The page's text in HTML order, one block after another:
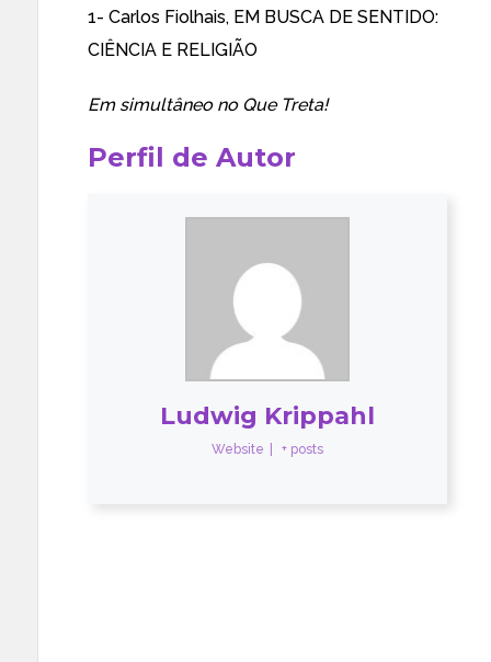
1- Carlos Fiolhais, EM BUSCA DE SENTIDO:
CIÊNCIA E RELIGIÃO
Em simultâneo no Que Treta!
Perfil de Autor
Ludwig Krippahl
Website + posts